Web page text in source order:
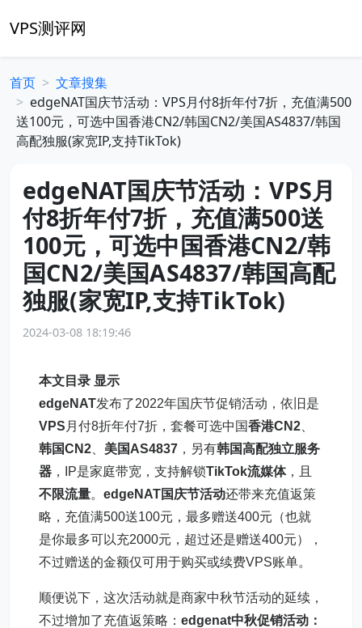
VPS测评网
首页
文章搜集
edgeNAT国庆节活动：VPS月付8折年付7折，充值满500
送100元，可选中国香港CN2/韩国CN2/美国AS4837/韩国
高配独服(家宽IP,支持TikTok)
edgeNAT国庆节活动：VPS月
付8折年付7折，充值满500送
100元，可选中国香港CN2/韩
国CN2/美国AS4837/韩国高配
独服(家宽IP,支持TikTok)
2024-03-08 18:19:46
本文目录 显示
edgeNAT发布了2022年国庆节促销活动，依旧是
VPS 月付8折年付7折，套餐可选中国香港CN2
韩国CN2
美国AS4837 ，另有韩国高配独立服务
器 ，IP是家庭带宽，支持解锁TikTok流媒体，且
不限流量。 edgeNAT国庆节活动还带来充值返策
略，充值满500送100元，最多赠送400元（也就
是你最多可以充2000元，超过还是赠送400元），
不过赠送的金额仅可用于购买或续费VPS账单。
顺便说下，这次活动就是商家中秋节活动的延续，
不过增加了充值返策略： edgenat中秋促销活动：